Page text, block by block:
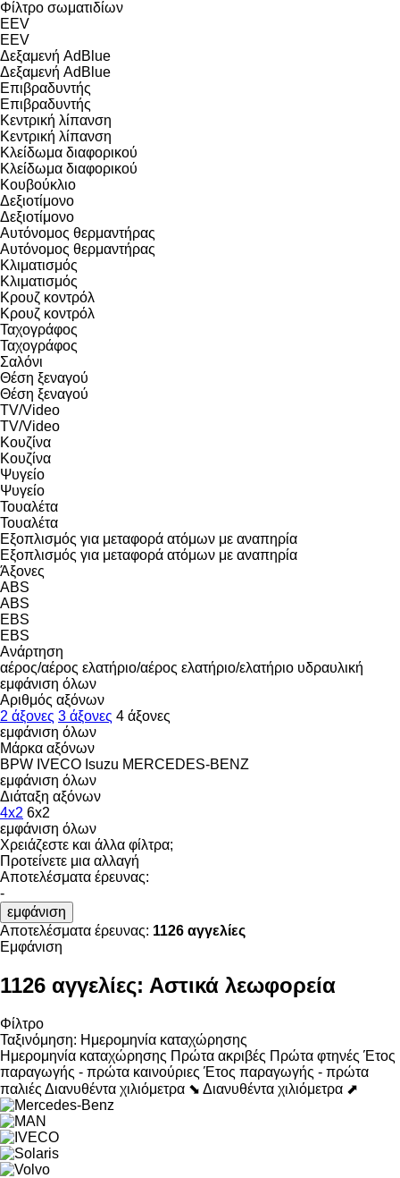
Φίλτρο σωματιδίων
EEV
EEV
Δεξαμενή AdBlue
Δεξαμενή AdBlue
Επιβραδυντής
Επιβραδυντής
Κεντρική λίπανση
Κεντρική λίπανση
Κλείδωμα διαφορικού
Κλείδωμα διαφορικού
Κουβούκλιο
Δεξιοτίμονο
Δεξιοτίμονο
Αυτόνομος θερμαντήρας
Αυτόνομος θερμαντήρας
Κλιματισμός
Κλιματισμός
Κρουζ κοντρόλ
Κρουζ κοντρόλ
Ταχογράφος
Ταχογράφος
Σαλόνι
Θέση ξεναγού
Θέση ξεναγού
TV/Video
TV/Video
Κουζίνα
Κουζίνα
Ψυγείο
Ψυγείο
Τουαλέτα
Τουαλέτα
Εξοπλισμός για μεταφορά ατόμων με αναπηρία
Εξοπλισμός για μεταφορά ατόμων με αναπηρία
Άξονες
ABS
ABS
EBS
EBS
Ανάρτηση
αέρος/αέρος ελατήριο/αέρος ελατήριο/ελατήριο υδραυλική
εμφάνιση όλων
Αριθμός αξόνων
2 άξονες 3 άξονες 4 άξονες
εμφάνιση όλων
Μάρκα αξόνων
BPW IVECO Isuzu MERCEDES-BENZ
εμφάνιση όλων
Διάταξη αξόνων
4x2 6x2
εμφάνιση όλων
Χρειάζεστε και άλλα φίλτρα;
Προτείνετε μια αλλαγή
Αποτελέσματα έρευνας:
-
εμφάνιση
Αποτελέσματα έρευνας: 1126 αγγελίες
Εμφάνιση
1126 αγγελίες: Αστικά λεωφορεία
Φίλτρο
Ταξινόμηση: Ημερομηνία καταχώρησης
Ημερομηνία καταχώρησης Πρώτα ακριβές Πρώτα φτηνές Έτος
παραγωγής - πρώτα καινούριες Έτος παραγωγής - πρώτα
παλιές Διανυθέντα χιλιόμετρα ⬊ Διανυθέντα χιλιόμετρα ⬈